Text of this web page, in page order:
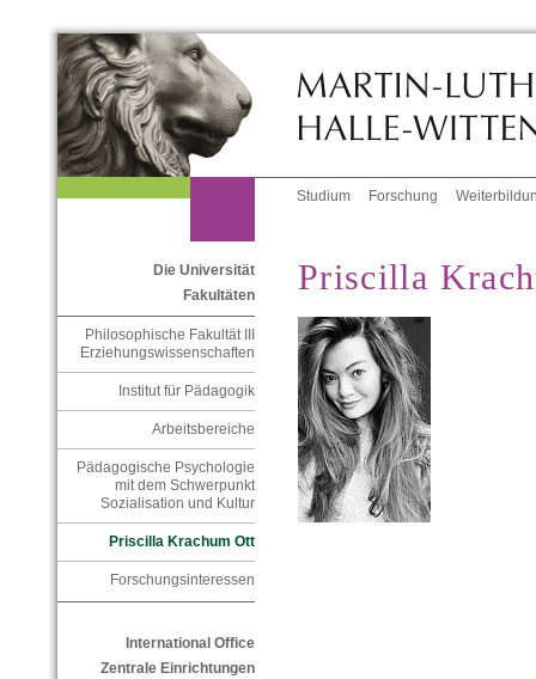
Studium Forschung
Die Universität
Fakultäten
Philosophische Fakultät III
Erziehungswissenschaften
Institut für Pädagogik
Arbeitsbereiche
Pädagogische Psychologie
mit dem Schwerpunkt
Sozialisation und Kultur
Priscilla Krachum Ott
Forschungsinteressen
International Office
Zentrale Einrichtungen
Priscilla